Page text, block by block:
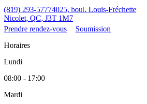
(819) 293-57774025, boul. Louis-Fréchette
Nicolet, QC, J3T 1M7
Prendre rendez-vous
Soumission
Horaires
Lundi
08:00 - 17:00
Mardi